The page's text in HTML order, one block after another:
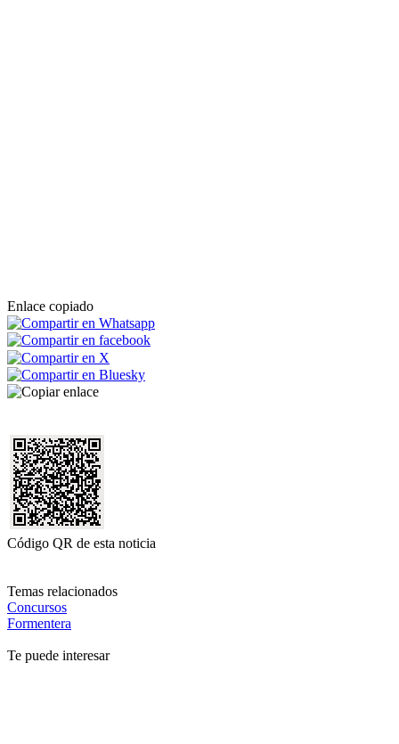
Enlace copiado
Código QR de esta noticia
Temas relacionados
Concursos
Formentera
Te puede interesar